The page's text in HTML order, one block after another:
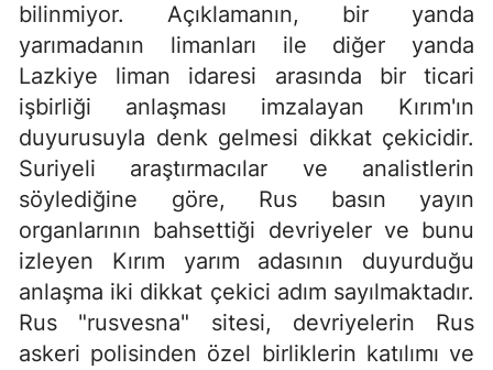
bilinmiyor. Açıklamanın, bir yanda
yarımadanın limanları ile diğer yanda
Lazkiye liman idaresi arasında bir ticari
işbirliği anlaşması imzalayan Kırım'ın
duyurusuyla denk gelmesi dikkat çekicidir.
Suriyeli araştırmacılar ve analistlerin
söylediğine göre, Rus basın yayın
organlarının bahsettiği devriyeler ve bunu
izleyen Kırım yarım adasının duyurduğu
anlaşma iki dikkat çekici adım sayılmaktadır.
Rus "rusvesna" sitesi, devriyelerin Rus
askeri polisinden özel birliklerin katılımı ve